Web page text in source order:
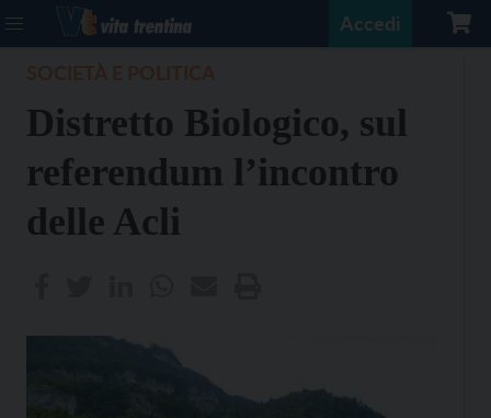
Accedi
Distretto Biologico, sul
referendum l’incontro
delle Acli